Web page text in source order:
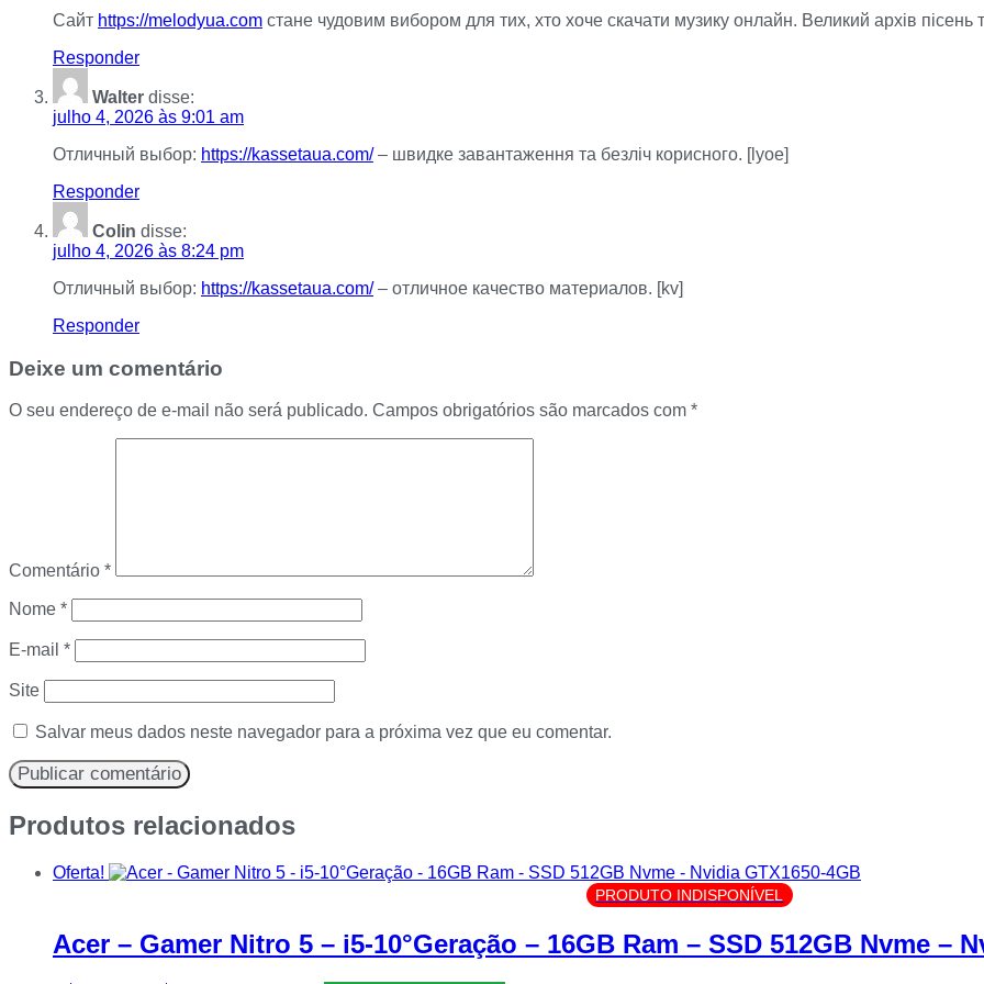
Сайт https://melodyua.com стане чудовим вибором для тих, хто хоче скачати музику онлайн. Великий архів пісень
Responder
Walter disse:
julho 4, 2026 às 9:01 am
Отличный выбор: https://kassetaua.com/– швидке завантаження та безліч корисного. [lyoe]
Responder
Colin disse:
julho 4, 2026 às 8:24 pm
Отличный выбор: https://kassetaua.com/– отличное качество материалов. [kv]
Responder
Deixe um comentário
O seu endereço de e-mail não será publicado. Campos obrigatórios são marcados com *
Comentário *
Nome *
E-mail *
Site
Salvar meus dados neste navegador para a próxima vez que eu comentar.
Produtos relacionados
Oferta!
PRODUTO INDISPONÍVEL
Acer – Gamer Nitro 5 – i5-10°Geração – 16GB Ram – SSD 512GB Nvme –